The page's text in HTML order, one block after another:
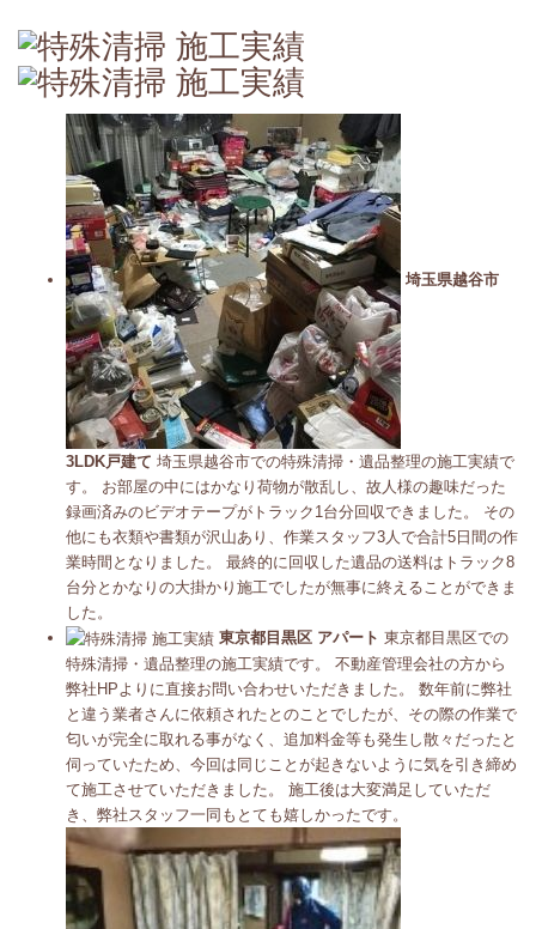
埼玉県越谷市
3LDK戸建て 埼玉県越谷市での特殊清掃・遺品整理の施工実績で
す。 お部屋の中にはかなり荷物が散乱し、故人様の趣味だった
録画済みのビデオテープがトラック1台分回収できました。 その
他にも衣類や書類が沢山あり、作業スタッフ3人で合計5日間の作
業時間となりました。 最終的に回収した遺品の送料はトラック8
台分とかなりの大掛かり施工でしたが無事に終えることができま
した。
東京都目黒区 アパート 東京都目黒区での
特殊清掃・遺品整理の施工実績です。 不動産管理会社の方から
弊社HPよりに直接お問い合わせいただきました。 数年前に弊社
と違う業者さんに依頼されたとのことでしたが、その際の作業で
匂いが完全に取れる事がなく、追加料金等も発生し散々だったと
伺っていたため、今回は同じことが起きないように気を引き締め
て施工させていただきました。 施工後は大変満足していただ
き、弊社スタッフ一同もとても嬉しかったです。